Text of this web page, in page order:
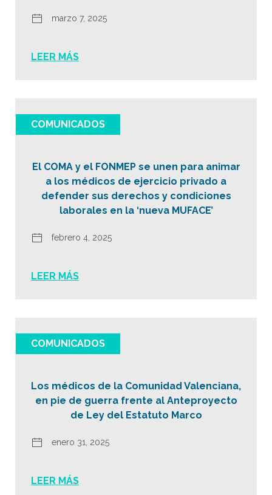
marzo 7, 2025
LEER MÁS
COMUNICADOS
El COMA y el FONMEP se unen para animar
a los médicos de ejercicio privado a
defender sus derechos y condiciones
laborales en la ‘nueva MUFACE’
febrero 4, 2025
LEER MÁS
COMUNICADOS
Los médicos de la Comunidad Valenciana,
en pie de guerra frente al Anteproyecto
de Ley del Estatuto Marco
enero 31, 2025
LEER MÁS